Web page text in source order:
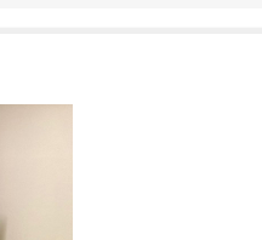
ことで、血液中(動脈
ます…